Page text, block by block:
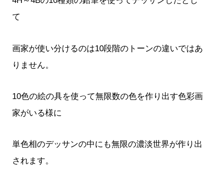
て
画家が使い分けるのは10段階のトーンの違いではあ
りません。
10色の絵の具を使って無限数の色を作り出す色彩画
家がいる様に
単色相のデッサンの中にも無限の濃淡世界が作り出
されます。